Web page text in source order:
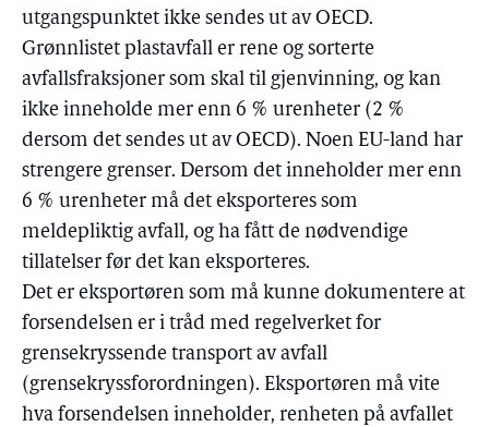
utgangspunktet ikke sendes ut av OECD.
Grønnlistet plastavfall er rene og sorterte
avfallsfraksjoner som skal til gjenvinning, og kan
ikke inneholde mer enn 6 % urenheter (2 %
dersom det sendes ut av OECD). Noen EU-land har
strengere grenser. Dersom det inneholder mer enn
6 % urenheter må det eksporteres som
meldepliktig avfall, og ha fått de nødvendige
tillatelser før det kan eksporteres.
Det er eksportøren som må kunne dokumentere at
forsendelsen er i tråd med regelverket for
grensekryssende transport av avfall
(grensekryssforordningen). Eksportøren må vite
hva forsendelsen inneholder, renheten på avfallet